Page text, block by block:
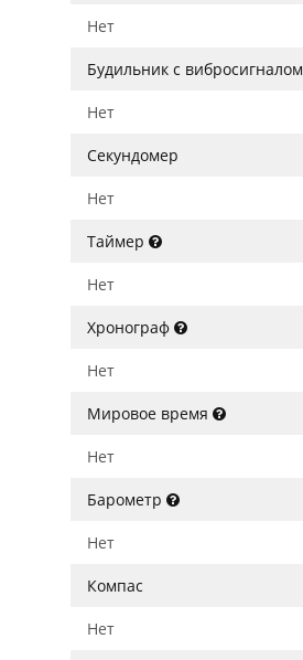
Нет
Будильник с вибросигналом
Нет
Секундомер
Нет
Таймер
Нет
Хронограф
Нет
Мировое время
Нет
Барометр
Нет
Компас
Нет